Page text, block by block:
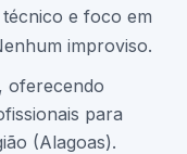
e foco em
improviso.
, oferecendo
para
(Alagoas).